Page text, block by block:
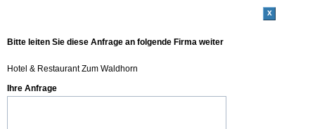
x
Bitte leiten Sie diese Anfrage an folgende Firma weiter
Hotel & Restaurant Zum Waldhorn
Ihre Anfrage